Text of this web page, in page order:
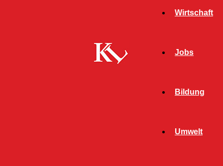
Wirtschaft
Jobs
Bildung
Umwelt